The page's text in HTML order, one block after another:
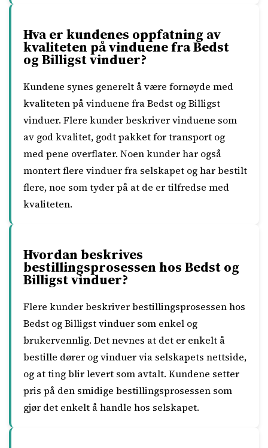
Hva er kundenes oppfatning av
kvaliteten på vinduene fra Bedst
og Billigst vinduer?
Kundene synes generelt å være fornøyde med
kvaliteten på vinduene fra Bedst og Billigst
vinduer. Flere kunder beskriver vinduene som
av god kvalitet, godt pakket for transport og
med pene overflater. Noen kunder har også
montert flere vinduer fra selskapet og har bestilt
flere, noe som tyder på at de er tilfredse med
kvaliteten.
Hvordan beskrives
bestillingsprosessen hos Bedst og
Billigst vinduer?
Flere kunder beskriver bestillingsprosessen hos
Bedst og Billigst vinduer som enkel og
brukervennlig. Det nevnes at det er enkelt å
bestille dører og vinduer via selskapets nettside,
og at ting blir levert som avtalt. Kundene setter
pris på den smidige bestillingsprosessen som
gjør det enkelt å handle hos selskapet.